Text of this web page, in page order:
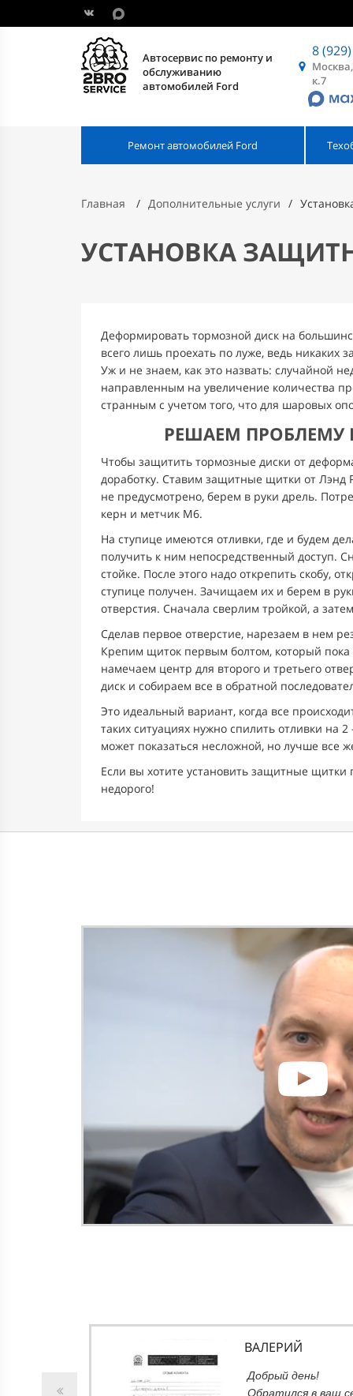
Автосервис по ремонту и
обслуживанию
автомобилей Ford
8 (929)
к.7
Ремонт автомобилей Ford
Главная Дополнительные услуги
УСТАНОВКА
Деформировать тормозной диск на
всего лишь проехать по луже, ведь никаких
Уж и не знаем, как это назвать: случайной
направленным на увеличение количества
странным с учетом того, что для шаровых
РЕШАЕМ ПРОБЛЕМУ
Чтобы защитить тормозные диски от
доработку. Ставим защитные щитки от Лэнд
не предусмотрено, берем в руки дрель.
керн и метчик М6.
На ступице имеются отливки, где и будем
получить к ним непосредственный доступ.
стойке. После этого надо открепить скобу,
ступице получен. Зачищаем их и берем в
отверстия. Сначала сверлим тройкой, а
Сделав первое отверстие, нарезаем в нем
Крепим щиток первым болтом, который
намечаем центр для второго и третьего
диск и собираем все в обратной
Это идеальный вариант, когда все
таких ситуациях нужно спилить отливки на
может показаться несложной, но лучше
Если вы хотите установить защитные
недорого!
ВАЛЕРИЙ
Добрый день!
Обратился в ваш